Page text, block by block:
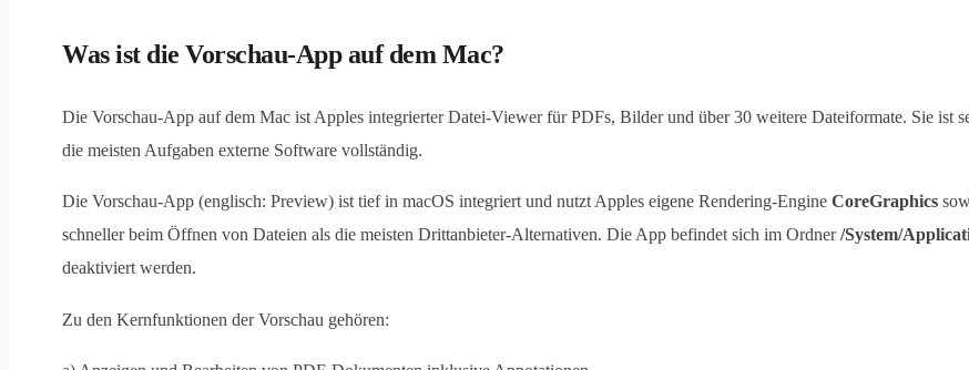
Was ist die Vorschau-App auf dem Mac?
Die Vorschau-App auf dem Mac ist Apples integrierter Datei-Viewer für PDFs, Bilder und über 30 weitere Dateiformate. Sie ist
die meisten Aufgaben externe Software vollständig.
Die Vorschau-App (englisch: Preview) ist tief in macOS integriert und nutzt Apples eigene Rendering-Engine CoreGraphics
schneller beim Öffnen von Dateien als die meisten Drittanbieter-Alternativen. Die App befindet sich im Ordner/System/
deaktiviert werden.
Zu den Kernfunktionen der Vorschau gehören: